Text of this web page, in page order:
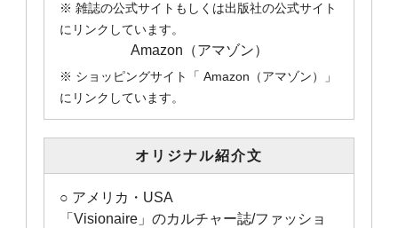
※ 雑誌の公式サイトもしくは出版社の公式サイト
にリンクしています。
Amazon（アマゾン）
※ ショッピングサイト「 Amazon（アマゾン）」
にリンクしています。
オリジナル紹介文
○ アメリカ・USA
「Visionaire」のカルチャー誌/ファッショ